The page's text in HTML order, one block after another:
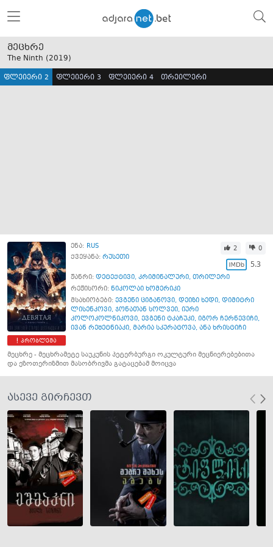
მეცხრე
The Ninth (2019)
ფლეიერი 2 ფლეიერი 3 ფლეიერი 4 თრეილერი
პრობლემა
ენა: RUS
ქვეყანა: რუსეთი
2 0
5.3
ჟანრი: დეტექტივი, კრიმინალური, თრილერი
რეჟისორი: ნიკოლაი ხომერიკი
მსახიობები: ევგენი ციგანოვი, დეიზი ხედი, დიმიტრი
ლისენკოვი, ჯონათან სოლვეი, იური
კოლოკოლნიკოვი, ევგენი ტკაჩუკი, იგორ ჩერნევიჩი,
ივან რეშეტნიაკი, მარია სკურატოვა, ანა ხრისტიჩი
მეცხრე - მეცხრამეტე საუკუნის პეტერბურგი ოკულტური მეცნიერებებითა
და ეზოთერიზმით მასობრივმა გატაცებამ მოიცვა
ასევე გირჩევთ